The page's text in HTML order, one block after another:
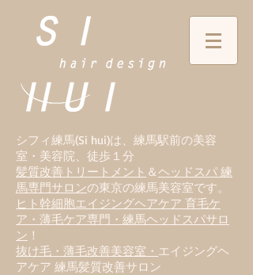
シフィ練馬(Si hui)は、 練馬駅前の美容
室・美容院、徒歩１分
髪質改善トリートメント ＆ヘッドスパ 練
馬専門サロンの東京の練馬美容室です。
ヒト幹細胞エイジングヘアケア 育毛ケ
ア・薄毛ケア専門・練馬ヘッドスパサロ
ン ！
抜け毛・薄毛改善美容室・ エイジングヘ
アケア 練馬髪質改善サロン